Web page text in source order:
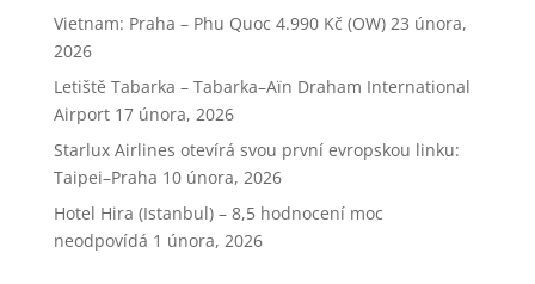
Vietnam: Praha – Phu Quoc 4.990 Kč (OW) 23 února,
2026
Letiště Tabarka – Tabarka–Aïn Draham International
Airport 17 února, 2026
Starlux Airlines otevírá svou první evropskou linku:
Taipei–Praha 10 února, 2026
Hotel Hira (Istanbul) – 8,5 hodnocení moc
neodpovídá 1 února, 2026